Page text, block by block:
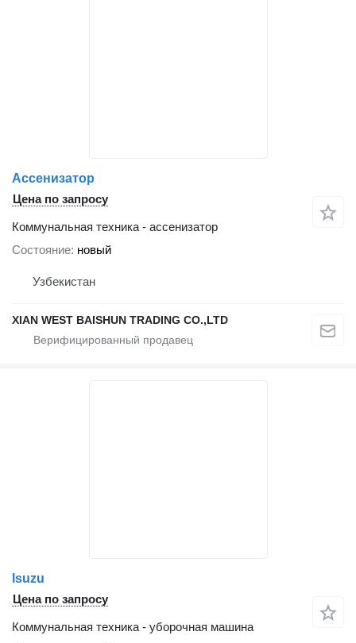
Ассенизатор
Цена по запросу
Коммунальная техника - ассенизатор
Состояние новый
Узбекистан
XIAN WEST BAISHUN TRADING CO.,LTD
Isuzu
Цена по запросу
Коммунальная техника - уборочная машина